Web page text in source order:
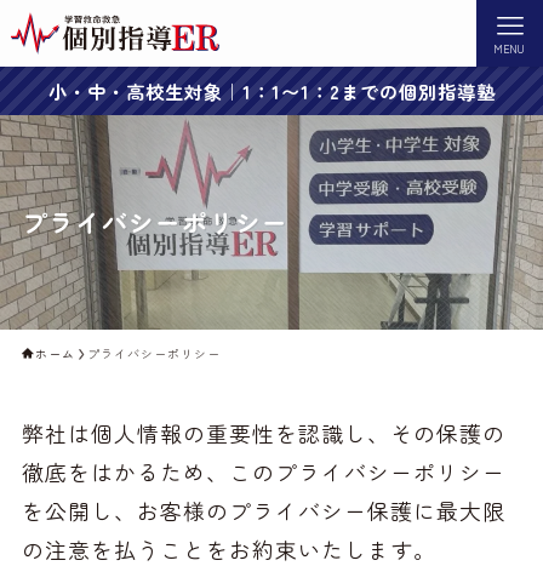
MENU
小・中・高校生対象｜1：1〜1：2までの個別指導塾
プライバシーポリシー
ホーム プライバシーポリシー
弊社は個人情報の重要性を認識し、その保護の
徹底をはかるため、このプライバシーポリシー
を公開し、お客様のプライバシー保護に最大限
の注意を払うことをお約束いたします。